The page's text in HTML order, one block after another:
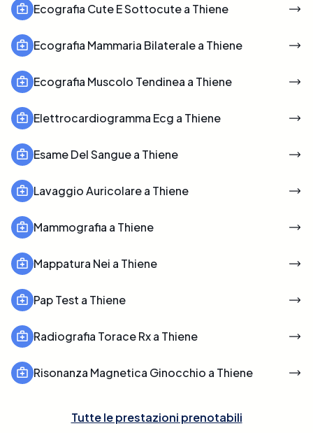
Ecografia Cute E Sottocute a Thiene
Ecografia Mammaria Bilaterale a Thiene
Ecografia Muscolo Tendinea a Thiene
Elettrocardiogramma Ecg a Thiene
Esame Del Sangue a Thiene
Lavaggio Auricolare a Thiene
Mammografia a Thiene
Mappatura Nei a Thiene
Pap Test a Thiene
Radiografia Torace Rx a Thiene
Risonanza Magnetica Ginocchio a Thiene
Tutte le prestazioni prenotabili